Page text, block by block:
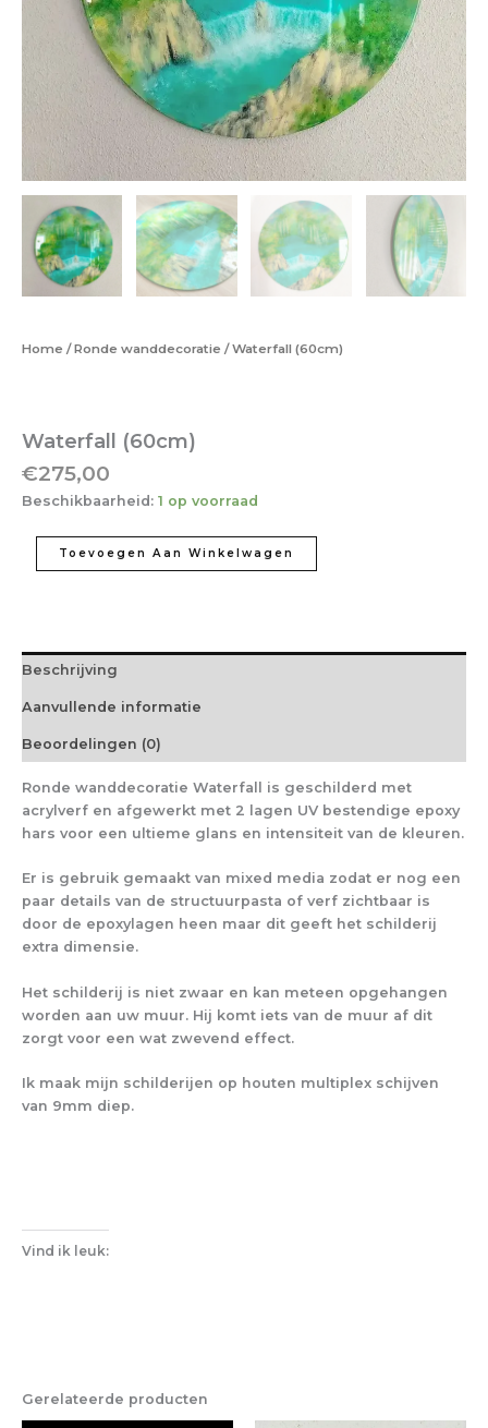
Home /Ronde wanddecoratie / Waterfall (60cm)
Waterfall (60cm)
€275,00
Beschikbaarheid: 1 op voorraad
Toevoegen Aan Winkelwagen
Beschrijving
Aanvullende informatie
Beoordelingen (0)
Ronde wanddecoratie Waterfall is geschilderd met
acrylverf en afgewerkt met 2 lagen UV bestendige epoxy
hars voor een ultieme glans en intensiteit van de kleuren.
Er is gebruik gemaakt van mixed media zodat er nog een
paar details van de structuurpasta of verf zichtbaar is
door de epoxylagen heen maar dit geeft het schilderij
extra dimensie.
Het schilderij is niet zwaar en kan meteen opgehangen
worden aan uw muur. Hij komt iets van de muur af dit
zorgt voor een wat zwevend effect.
Ik maak mijn schilderijen op houten multiplex schijven
van 9mm diep.
Vind ik leuk:
Gerelateerde producten